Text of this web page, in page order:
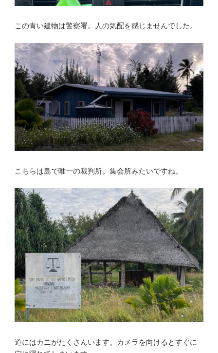
この青い建物は警察署。人の気配を感じませんでした。
こちらは島で唯一の裁判所。集会所みたいですね。
道にはカニがたくさんいます。カメラを向けるとすぐに